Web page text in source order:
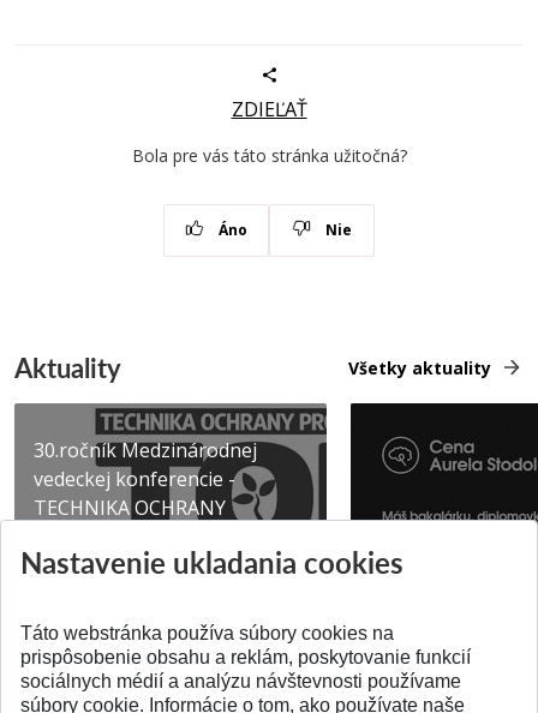
ZDIEĽAŤ
Bola pre vás táto stránka užitočná?
Áno Nie
Aktuality Všetky aktuality
30.ročník Medzinárodnej
vedeckej konferencie -
TECHNIKA OCHRANY
Pridané 03.08.2026 Pridané 07.07.2026
Nastavenie ukladania cookies
Táto webstránka používa súbory cookies na
prispôsobenie obsahu a reklám, poskytovanie funkcií
sociálnych médií a analýzu návštevnosti používame
súbory cookie. Informácie o tom, ako používate naše